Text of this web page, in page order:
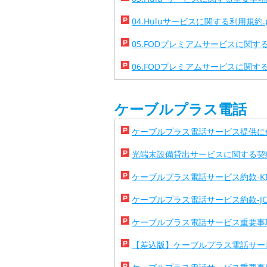
04.Huluサービスに関する利用規約
05.FODプレミアムサービスに関す
06.FODプレミアムサービスに関す
ケーブルプラス電話
ケーブルプラス電話サービス提供
光端末設備貸出サービスに関する
ケーブルプラス電話サービス約款-
ケーブルプラス電話サービス約款-
ケーブルプラス電話サービス重要
【差込版】ケーブルプラス電話サ